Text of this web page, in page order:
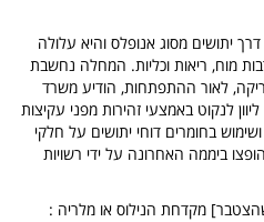
יתושים מסוג אנופלס והיא עלולה
מוח, ריאות וכליות. המחלה נחשבת
לאור ההתפתחות, הודיע משרד
לנקוט באמצעי זהירות מפני עקיצות
בחומרים דוחי יתושים על חלקי
ביממה האחרונה על ידי רשויות
מקדחת הנילוס או מלריה :